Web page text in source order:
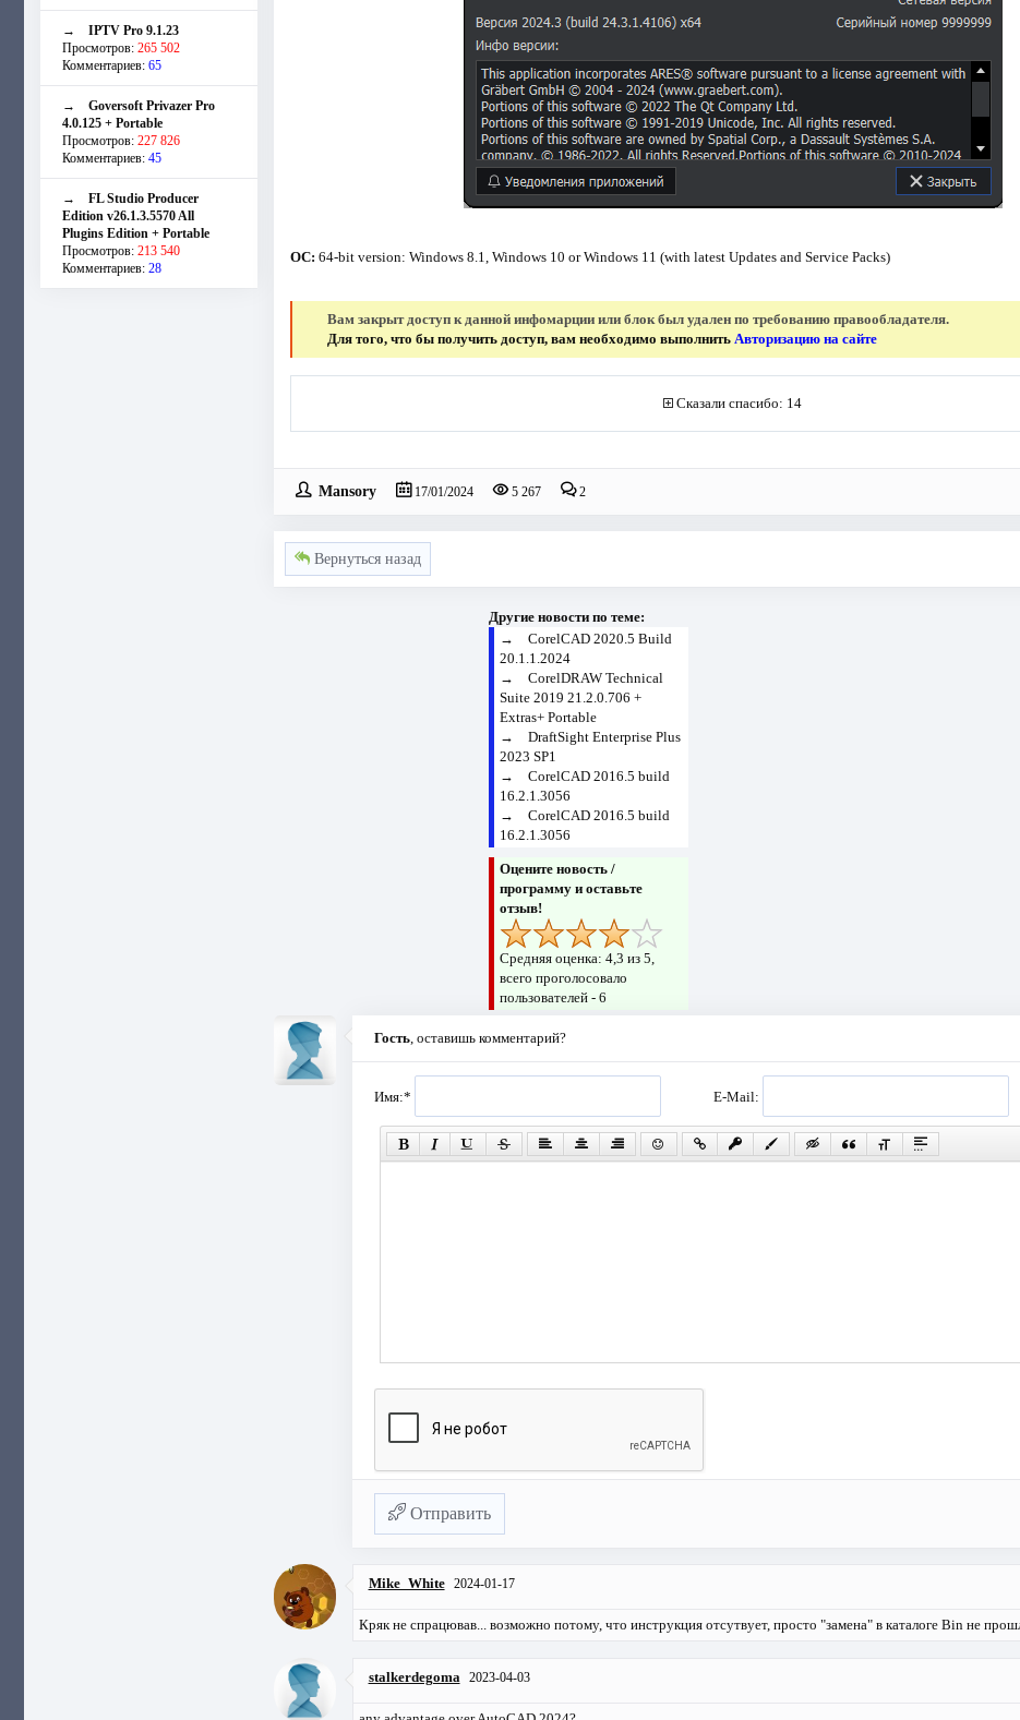
→ IPTV Pro 9.1.23
Просмотров: 265 502
Комментариев: 65
→ Goversoft Privazer Pro
4.0.125 + Portable
Просмотров: 227 826
Комментариев: 45
→ FL Studio Producer
Edition v26.1.3.5570 All
Plugins Edition + Portable
Просмотров: 213 540
Комментариев: 28
ОС: 64-bit version: Windows 8.1, Windows 10 or Windows 11 (with latest Updates and Service Packs)
Вам закрыт доступ к данной инфомарции или блок был удален по требованию правообладателя.
Для того, что бы получить доступ, вам необходимо выполнить Авторизацию на сайте
Сказали спасибо: 14
Mansory 17/01/2024 5 267 2
Вернуться назад
Другие новости по теме:
→CorelCAD 2020.5 Build
20.1.1.2024
→CorelDRAW Technical
Suite 2019 21.2.0.706 +
Extras+ Portable
→DraftSight Enterprise Plus
2023 SP1
→CorelCAD 2016.5 build
16.2.1.3056
→CorelCAD 2016.5 build
16.2.1.3056
Оцените новость /
программу и оставьте
отзыв!
Средняя оценка:4,3 из 5,
всего проголосовало
пользователей -6
Гость, оставишь комментарий?
Имя:* E-Mail:
Отправить
Mike_White 2024-01-17
Кряк не спрацював... возможно потому, что инструкция отсутвует, просто "замена" в каталоге Bin не
stalkerdegoma 2023-04-03